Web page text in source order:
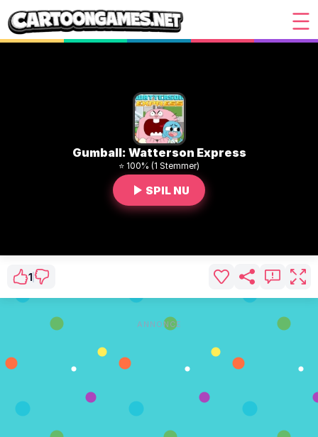
Gumball: Watterson Express
⭐ 100% (1 Stemmer)
SPIL NU
1
ANNONCE